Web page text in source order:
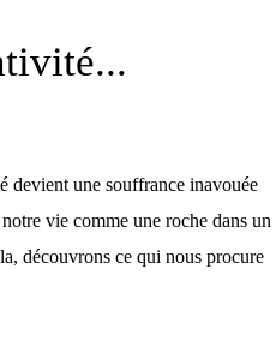
devient une souffrance inavouée
vie comme une roche dans un
découvrons ce qui nous procure